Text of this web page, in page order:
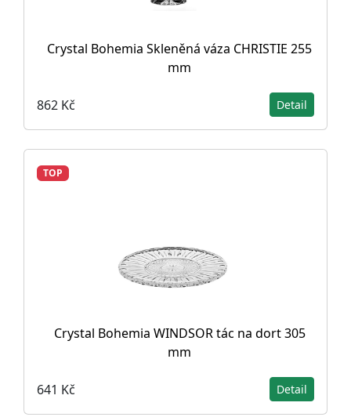
Crystal Bohemia Skleněná váza CHRISTIE 255
mm
862 Kč Detail
TOP
Crystal Bohemia WINDSOR tác na dort 305
mm
641 Kč Detail